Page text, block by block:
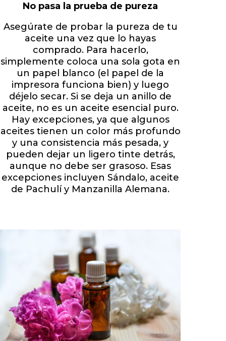
No pasa la prueba de pureza
Asegúrate de probar la pureza de tu
aceite una vez que lo hayas
comprado. Para hacerlo,
simplemente coloca una sola gota en
un papel blanco (el papel de la
impresora funciona bien) y luego
déjelo secar. Si se deja un anillo de
aceite, no es un aceite esencial puro.
Hay excepciones, ya que algunos
aceites tienen un color más profundo
y una consistencia más pesada, y
pueden dejar un ligero tinte detrás,
aunque no debe ser grasoso. Esas
excepciones incluyen Sándalo, aceite
de Pachulí y Manzanilla Alemana.